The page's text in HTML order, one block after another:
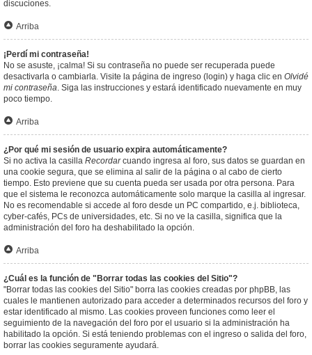
discuciones.
Arriba
¡Perdí mi contraseña!
No se asuste, ¡calma! Si su contraseña no puede ser recuperada puede
desactivarla o cambiarla. Visite la página de ingreso (login) y haga clic en Olvidé
mi contraseña. Siga las instrucciones y estará identificado nuevamente en muy
poco tiempo.
Arriba
¿Por qué mi sesión de usuario expira automáticamente?
Si no activa la casilla Recordarcuando ingresa al foro, sus datos se guardan en
una cookie segura, que se elimina al salir de la página o al cabo de cierto
tiempo. Esto previene que su cuenta pueda ser usada por otra persona. Para
que el sistema le reconozca automáticamente solo marque la casilla al ingresar.
No es recomendable si accede al foro desde un PC compartido, e.j. biblioteca,
cyber-cafés, PCs de universidades, etc. Si no ve la casilla, significa que la
administración del foro ha deshabilitado la opción.
Arriba
¿Cuál es la función de "Borrar todas las cookies del Sitio"?
"Borrar todas las cookies del Sitio" borra las cookies creadas por phpBB, las
cuales le mantienen autorizado para acceder a determinados recursos del foro y
estar identificado al mismo. Las cookies proveen funciones como leer el
seguimiento de la navegación del foro por el usuario si la administración ha
habilitado la opción. Si está teniendo problemas con el ingreso o salida del foro,
borrar las cookies seguramente ayudará.